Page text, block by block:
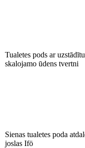
Tualetes pods ar
skalojamo ūdens tvertni
Sienas tualetes poda
joslas Ifö